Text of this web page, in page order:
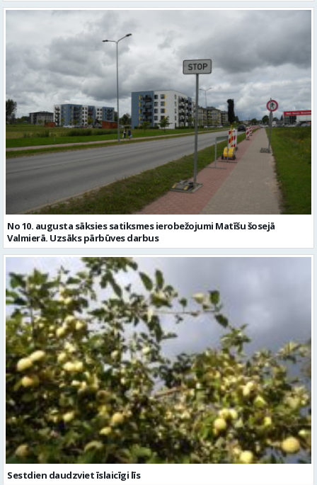
No 10. augusta sāksies satiksmes ierobežojumi Matīšu šosejā
Valmierā. Uzsāks pārbūves darbus
Sestdien daudzviet īslaicīgi līs